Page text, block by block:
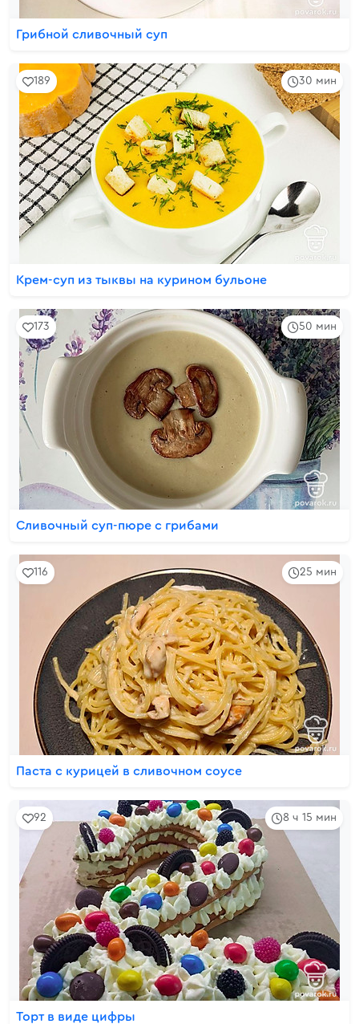
Грибной сливочный суп
30 мин
189
Крем-суп из тыквы на курином бульоне
50 мин
173
Сливочный суп-пюре с грибами
25 мин
116
Паста с курицей в сливочном соусе
8 ч 15 мин
92
Торт в виде цифры